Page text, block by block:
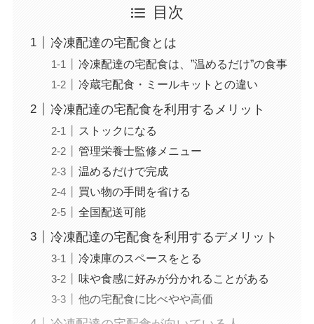
目次
冷凍配達の宅配食とは
冷凍配達の宅配食は、”温めるだけ”の食事
冷蔵宅配食・ミールキットとの違い
冷凍配達の宅配食を利用するメリット
ストックになる
管理栄養士監修メニュー
温めるだけで完成
買い物の手間を省ける
全国配送可能
冷凍配達の宅配食を利用するデメリット
冷凍庫のスペースをとる
味や食感に好みが分かれることがある
他の宅配食に比べやや高価